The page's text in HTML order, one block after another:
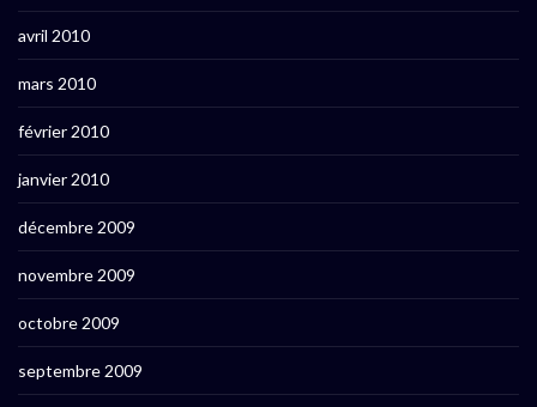
avril 2010
mars 2010
février 2010
janvier 2010
décembre 2009
novembre 2009
octobre 2009
septembre 2009